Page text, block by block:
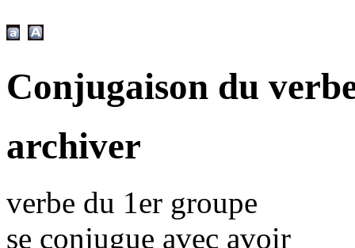
Conjugaison du
archiver
verbe du 1er groupe
se conjugue avec avoir